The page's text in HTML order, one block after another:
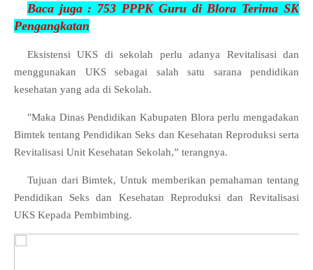
Baca juga : 753 PPPK Guru di Blora Terima SK
Pengangkatan
Eksistensi UKS di sekolah perlu adanya Revitalisasi dan
menggunakan UKS sebagai salah satu sarana pendidikan
kesehatan yang ada di Sekolah.
"Maka Dinas Pendidikan Kabupaten Blora perlu mengadakan
Bimtek tentang Pendidikan Seks dan Kesehatan Reproduksi serta
Revitalisasi Unit Kesehatan Sekolah,” terangnya.
Tujuan dari Bimtek, Untuk memberikan pemahaman tentang
Pendidikan Seks dan Kesehatan Reproduksi dan Revitalisasi
UKS Kepada Pembimbing.